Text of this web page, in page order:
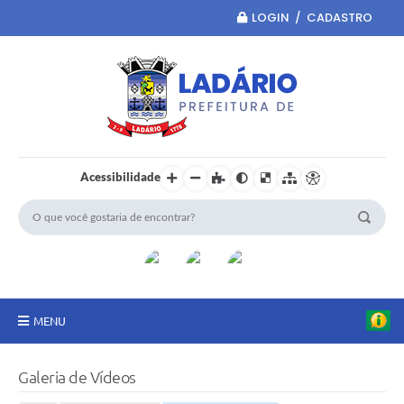
LOGIN / CADASTRO
Acessibilidade
MENU
Galeria de Vídeos